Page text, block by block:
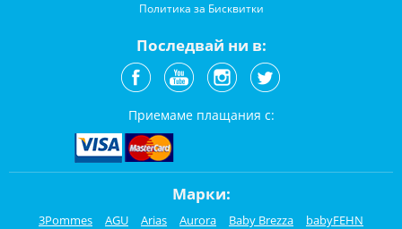
Политика за Бисквитки
Последвай ни в:
Приемаме плащания с:
Марки:
3Pommes AGU Arias Aurora Baby Brezza
babyFEHN